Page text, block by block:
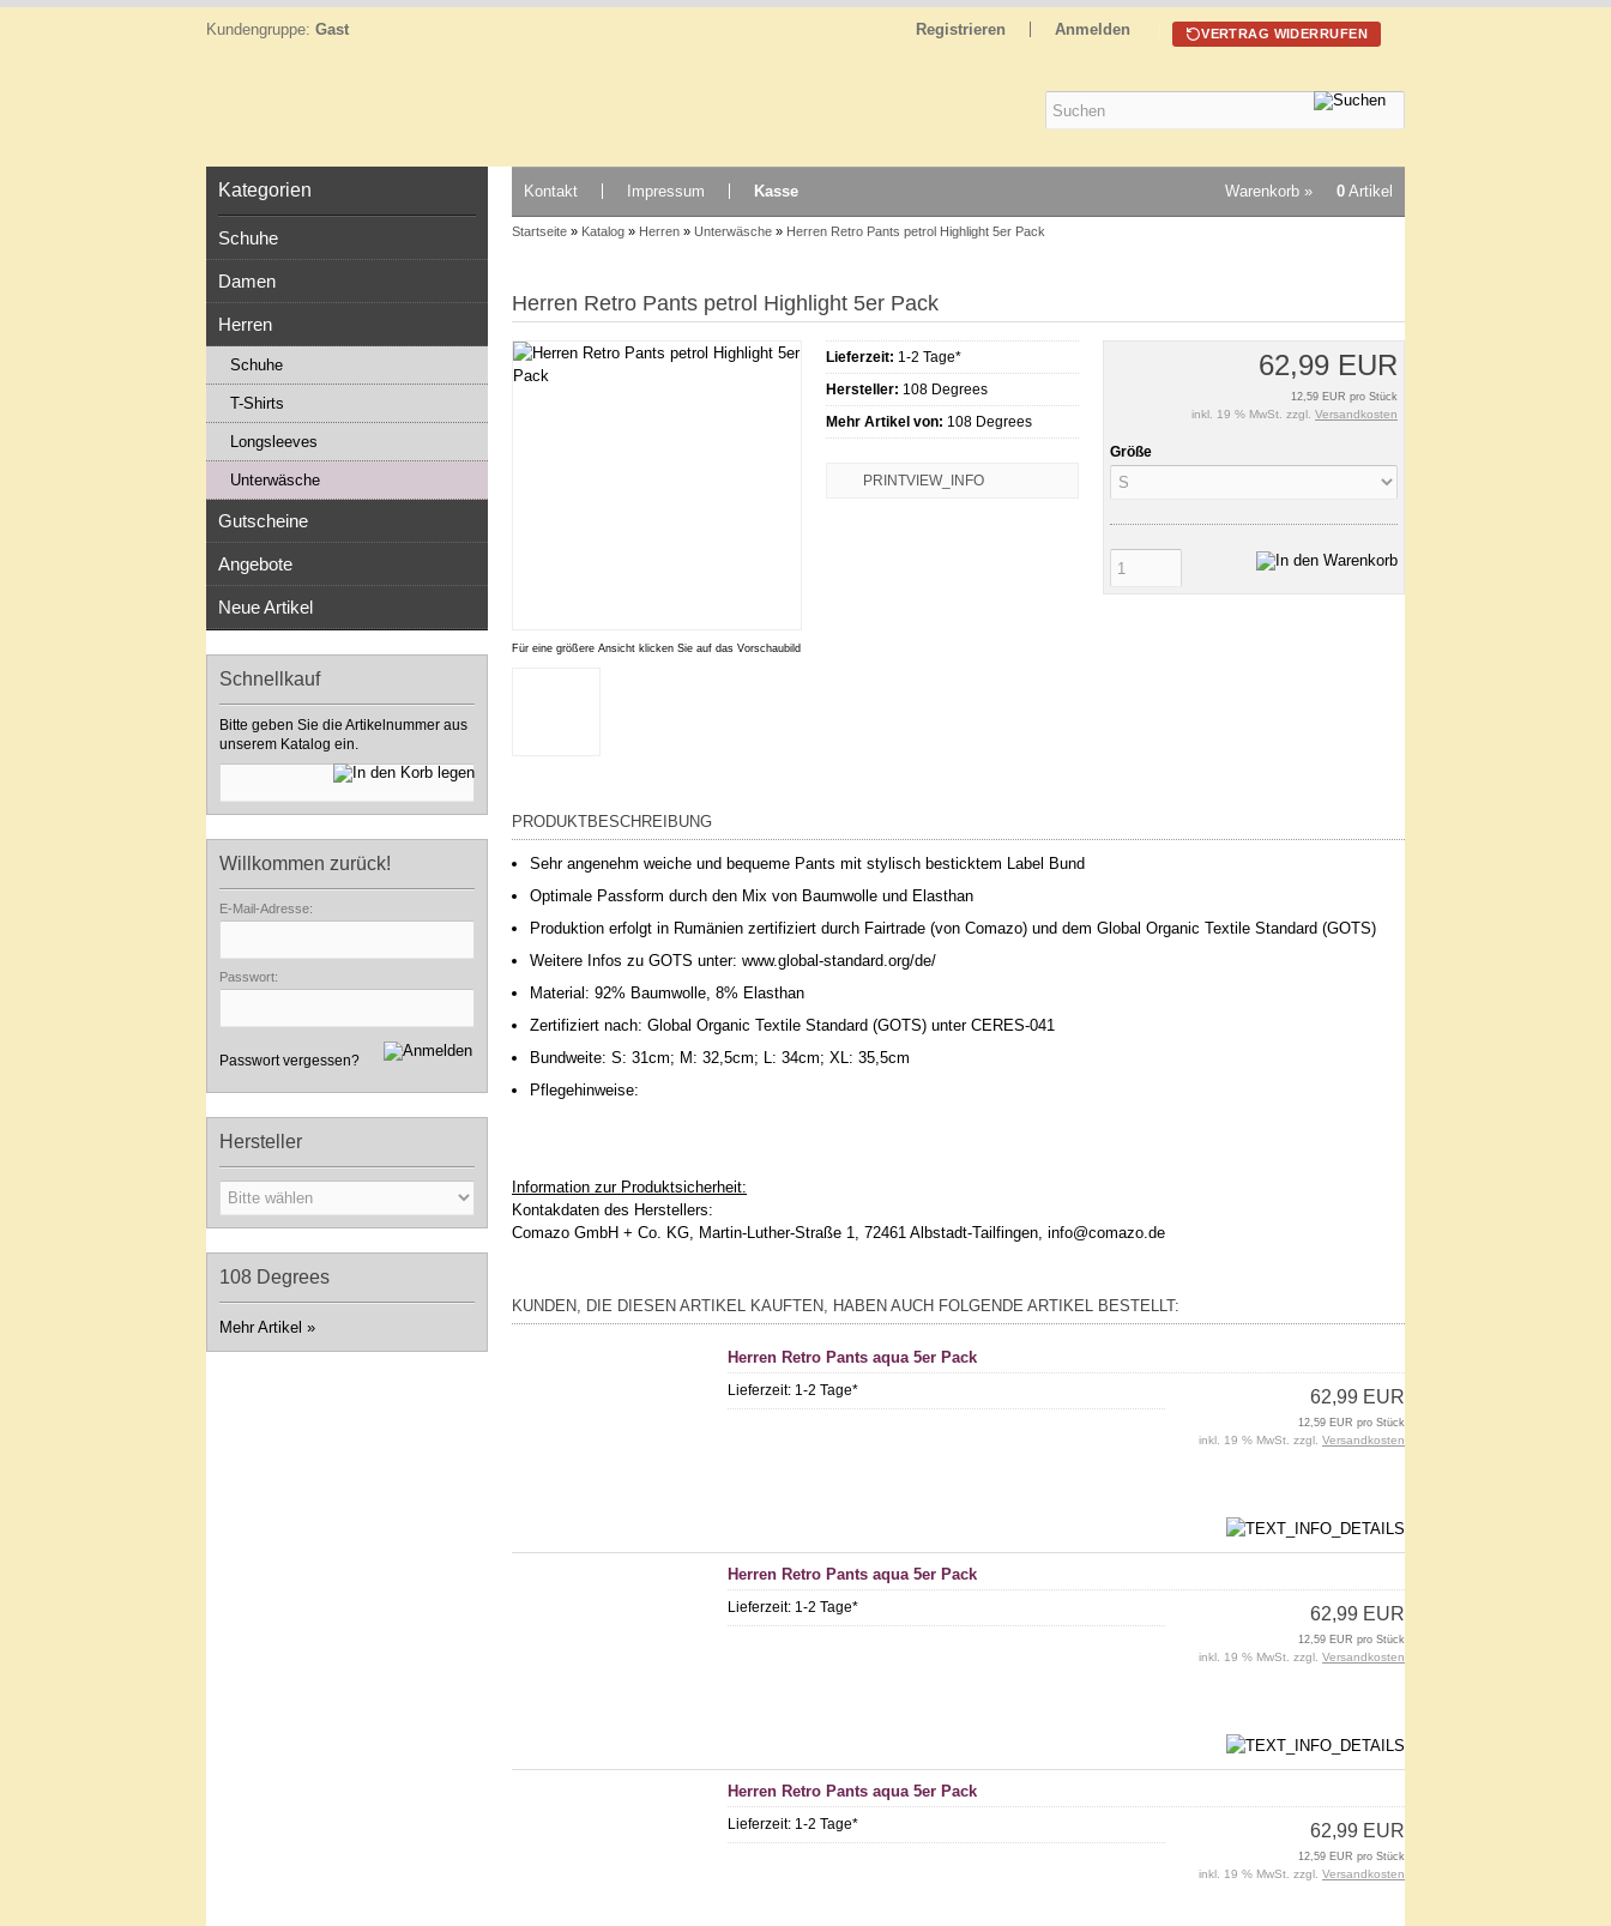
Kundengruppe: Gast Registrieren Anmelden VERTRAG WIDERRUFEN
Kategorien
Schuhe
Damen
Herren
Schuhe
T-Shirts
Longsleeves
Unterwäsche
Gutscheine
Angebote
Neue Artikel
Schnellkauf
Bitte geben Sie die Artikelnummer aus
unserem Katalog ein.
Willkommen zurück!
E-Mail-Adresse:
Passwort:
Passwort vergessen?
Hersteller
108 Degrees
Mehr Artikel »
Kontakt Impressum Kasse Warenkorb » 0 Artikel
Startseite » Katalog » Herren » Unterwäsche » Herren Retro Pants petrol Highlight 5er Pack
Herren Retro Pants petrol Highlight 5er Pack
Für eine größere Ansicht klicken Sie auf das Vorschaubild
Lieferzeit: 1-2 Tage*
Hersteller: 108 Degrees
Mehr Artikel von: 108 Degrees
PRINTVIEW_INFO
62,99 EUR
12,59 EUR pro Stück
inkl. 19 % MwSt. zzgl. Versandkosten
Größe
PRODUKTBESCHREIBUNG
Sehr angenehm weiche und bequeme Pants mit stylisch besticktem Label Bund
Optimale Passform durch den Mix von Baumwolle und Elasthan
Produktion erfolgt in Rumänien zertifiziert durch Fairtrade (von Comazo) und dem Global Organic Textile Standard (GOTS)
Weitere Infos zu GOTS unter: www.global-standard.org/de/
Material: 92% Baumwolle, 8% Elasthan
Zertifiziert nach: Global Organic Textile Standard (GOTS) unter CERES-041
Bundweite: S: 31cm; M: 32,5cm; L: 34cm; XL: 35,5cm
Pflegehinweise:
Information zur Produktsicherheit:
Kontakdaten des Herstellers:
Comazo GmbH + Co. KG, Martin-Luther-Straße 1, 72461 Albstadt-Tailfingen, info@comazo.de
KUNDEN, DIE DIESEN ARTIKEL KAUFTEN, HABEN AUCH FOLGENDE ARTIKEL BESTELLT:
Herren Retro Pants aqua 5er Pack
Lieferzeit: 1-2 Tage* 62,99 EUR
12,59 EUR pro Stück
inkl. 19 % MwSt. zzgl. Versandkosten
Herren Retro Pants aqua 5er Pack
Lieferzeit: 1-2 Tage* 62,99 EUR
12,59 EUR pro Stück
inkl. 19 % MwSt. zzgl. Versandkosten
Herren Retro Pants aqua 5er Pack
Lieferzeit: 1-2 Tage* 62,99 EUR
12,59 EUR pro Stück
inkl. 19 % MwSt. zzgl. Versandkosten